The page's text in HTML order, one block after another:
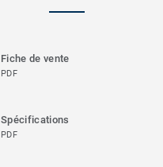
Fiche de vente
PDF
Spécifications
PDF